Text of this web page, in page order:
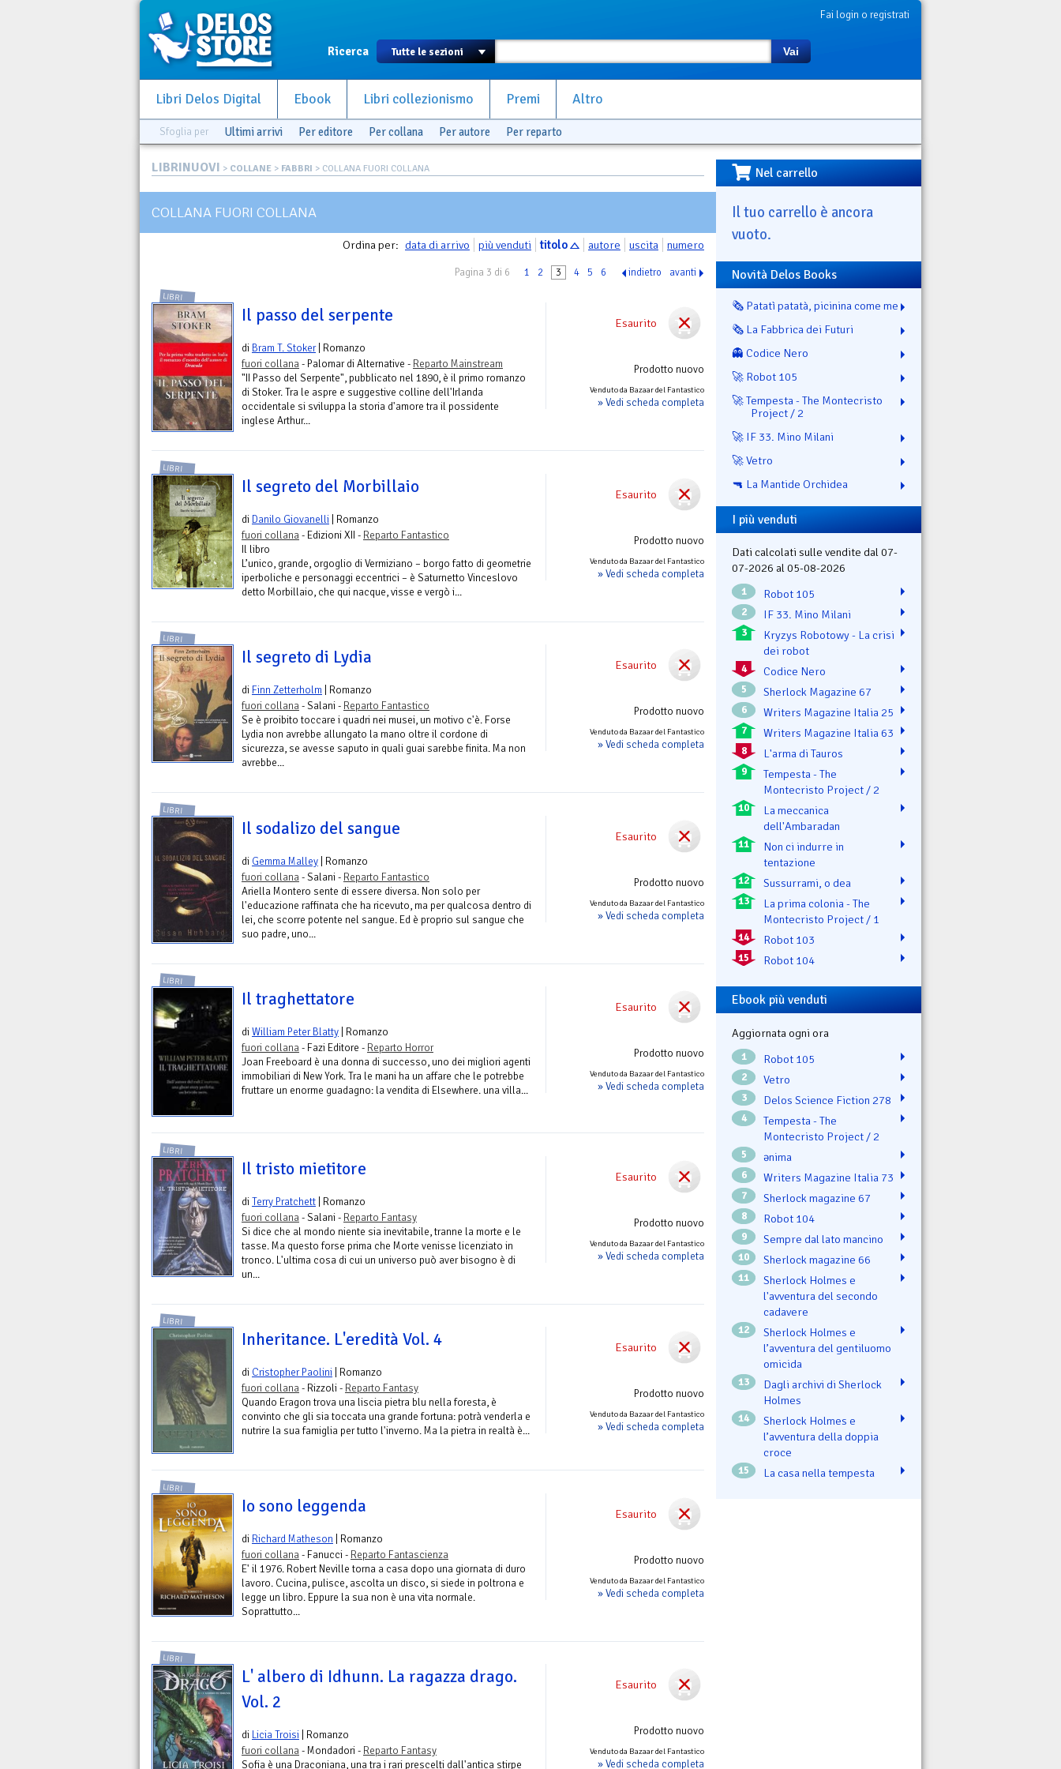
Fai login o registrati
Ricerca Vai
Libri Delos Digital Ebook Libri collezionismo Premi Altro
Sfoglia per Ultimi arrivi Per editore Per collana Per autore Per reparto
LIBRINUOVI > COLLANE > FABBRI > COLLANA FUORI COLLANA
COLLANA FUORI COLLANA
Ordina per: data di arrivo più venduti titolo autore uscita numero
Pagina 3 di 6 1 2 3 4 5 6 indietro avanti
Esaurito
Prodotto nuovo
Venduto da Bazaar del Fantastico
» Vedi scheda completa
LIBRI
Il passo del serpente
di Bram T. Stoker| Romanzo
fuori collana- Palomar di Alternative - Reparto Mainstream
"II Passo del Serpente", pubblicato nel 1890, è il primo romanzo
di Stoker. Tra le aspre e suggestive colline dell'Irlanda
occidentale si sviluppa la storia d'amore tra il possidente
inglese Arthur...
Esaurito
Prodotto nuovo
Venduto da Bazaar del Fantastico
» Vedi scheda completa
LIBRI
Il segreto del Morbillaio
di Danilo Giovanelli | Romanzo
fuori collana- Edizioni XII - Reparto Fantastico
Il libro
L’unico, grande, orgoglio di Vermiziano – borgo fatto di geometrie
iperboliche e personaggi eccentrici – è Saturnetto Vinceslovo
detto Morbillaio, che qui nacque, visse e vergò i...
Esaurito
Prodotto nuovo
Venduto da Bazaar del Fantastico
» Vedi scheda completa
LIBRI
Il segreto di Lydia
di Finn Zetterholm | Romanzo
fuori collana- Salani - Reparto Fantastico
Se è proibito toccare i quadri nei musei, un motivo c'è. Forse
Lydia non avrebbe allungato la mano oltre il cordone di
sicurezza, se avesse saputo in quali guai sarebbe finita. Ma non
avrebbe...
Esaurito
Prodotto nuovo
Venduto da Bazaar del Fantastico
» Vedi scheda completa
LIBRI
Il sodalizo del sangue
di Gemma Malley | Romanzo
fuori collana- Salani - Reparto Fantastico
Ariella Montero sente di essere diversa. Non solo per
l'educazione raffinata che ha ricevuto, ma per qualcosa dentro di
lei, che scorre potente nel sangue. Ed è proprio sul sangue che
suo padre, uno...
Esaurito
Prodotto nuovo
Venduto da Bazaar del Fantastico
» Vedi scheda completa
LIBRI
Il traghettatore
diWilliam Peter Blatty | Romanzo
fuori collana- Fazi Editore - Reparto Horror
Joan Freeboard è una donna di successo, uno dei migliori agenti
immobiliari di New York. Tra le mani ha un affare che le potrebbe
fruttare un enorme guadagno: la vendita di Elsewhere. una villa...
Esaurito
Prodotto nuovo
Venduto da Bazaar del Fantastico
» Vedi scheda completa
LIBRI
Il tristo mietitore
diTerry Pratchett | Romanzo
fuori collana- Salani - Reparto Fantasy
Si dice che al mondo niente sia inevitabile, tranne la morte e le
tasse. Ma questo forse prima che Morte venisse licenziato in
tronco. L'ultima cosa di cui un universo può aver bisogno è di
un...
Esaurito
Prodotto nuovo
Venduto da Bazaar del Fantastico
» Vedi scheda completa
LIBRI
Inheritance. L'eredità Vol. 4
di Cristopher Paolini | Romanzo
fuori collana- Rizzoli - Reparto Fantasy
Quando Eragon trova una liscia pietra blu nella foresta, è
convinto che gli sia toccata una grande fortuna: potrà venderla e
nutrire la sua famiglia per tutto l'inverno. Ma la pietra in realtà è...
Esaurito
Prodotto nuovo
Venduto da Bazaar del Fantastico
» Vedi scheda completa
LIBRI
Io sono leggenda
di Richard Matheson | Romanzo
fuori collana- Fanucci - Reparto Fantascienza
E' il 1976. Robert Neville torna a casa dopo una giornata di duro
lavoro. Cucina, pulisce, ascolta un disco, si siede in poltrona e
legge un libro. Eppure la sua non è una vita normale.
Soprattutto...
Esaurito
Prodotto nuovo
Venduto da Bazaar del Fantastico
» Vedi scheda completa
LIBRI
L' albero di Idhunn. La ragazza drago.
Vol. 2
di Licia Troisi | Romanzo
fuori collana- Mondadori - Reparto Fantasy
Sofia è una Draconiana, una tra i rari prescelti dall'antica stirpe
Nel carrello
Il tuo carrello è ancora
vuoto.
Novità Delos Books
🗞️ Patatì patatà, picinina come me
🗞️ La Fabbrica dei Futuri
👻 Codice Nero
🚀 Robot 105
🚀 Tempesta - The Montecristo
Project / 2
🚀 IF 33. Mino Milani
🚀 Vetro
🔫 La Mantide Orchidea
I più venduti
Dati calcolati sulle vendite dal 07-
07-2026 al 05-08-2026
1 Robot 105
2 IF 33. Mino Milani
3
Kryzys Robotowy - La crisi
dei robot
4 Codice Nero
5 Sherlock Magazine 67
6 Writers Magazine Italia 25
7 Writers Magazine Italia 63
8 L'arma di Tauros
9
Tempesta - The
Montecristo Project / 2
10
La meccanica
dell'Ambaradan
11
Non ci indurre in
tentazione
12 Sussurrami, o dea
13
La prima colonia - The
Montecristo Project / 1
14 Robot 103
15 Robot 104
Ebook più venduti
Aggiornata ogni ora
1 Robot 105
2 Vetro
3 Delos Science Fiction 278
4
Tempesta - The
Montecristo Project / 2
5 ənima
6 Writers Magazine Italia 73
7 Sherlock magazine 67
8 Robot 104
9 Sempre dal lato mancino
10 Sherlock magazine 66
11
Sherlock Holmes e
l'avventura del secondo
cadavere
12
Sherlock Holmes e
l’avventura del gentiluomo
omicida
13
Dagli archivi di Sherlock
Holmes
14
Sherlock Holmes e
l’avventura della doppia
croce
15 La casa nella tempesta